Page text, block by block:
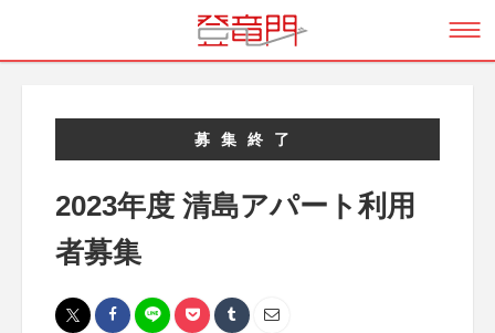
募集終了
2023年度 清島アパート利用
者募集